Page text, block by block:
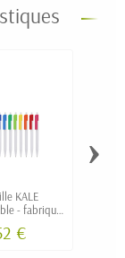
KALE
- fabriqué
€
›